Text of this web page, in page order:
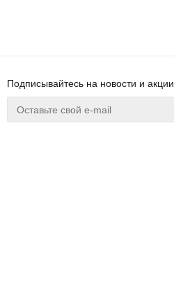
Подписывайтесь на новости и акции